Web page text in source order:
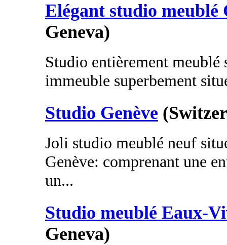
Elégant studio meublé
Geneva)
Studio entièrement meublé
immeuble superbement
Studio Genève
Joli studio meublé neuf
Genève: comprenant une
un...
Studio meublé Eaux-
Geneva)